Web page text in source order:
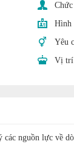
Hình
Yêu
Vị trí
các nguồn lực về